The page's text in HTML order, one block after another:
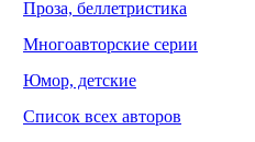
Проза, беллетристика
Многоавторские серии
Юмор, детские
Список всех авторов